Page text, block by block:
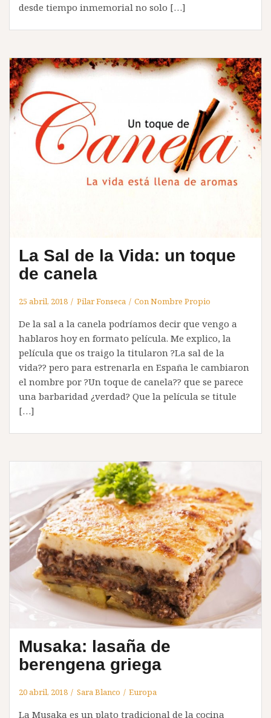
desde tiempo inmemorial no solo […]
La Sal de la Vida: un toque
de canela
25 abril, 2018 Pilar Fonseca Con Nombre Propio
De la sal a la canela podríamos decir que vengo a
hablaros hoy en formato película. Me explico, la
película que os traigo la titularon ?La sal de la
vida?? pero para estrenarla en España le cambiaron
el nombre por ?Un toque de canela?? que se parece
una barbaridad ¿verdad? Que la película se titule
[…]
Musaka: lasaña de
berengena griega
20 abril, 2018 Sara Blanco Europa
La Musaka es un plato tradicional de la cocina